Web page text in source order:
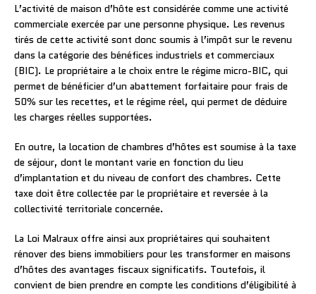
L’activité de maison d’hôte est considérée comme une activité
commerciale exercée par une personne physique. Les revenus
tirés de cette activité sont donc soumis à l’impôt sur le revenu
dans la catégorie des bénéfices industriels et commerciaux
(BIC). Le propriétaire a le choix entre le régime micro-BIC, qui
permet de bénéficier d’un abattement forfaitaire pour frais de
50% sur les recettes, et le régime réel, qui permet de déduire
les charges réelles supportées.
En outre, la location de chambres d’hôtes est soumise à la taxe
de séjour, dont le montant varie en fonction du lieu
d’implantation et du niveau de confort des chambres. Cette
taxe doit être collectée par le propriétaire et reversée à la
collectivité territoriale concernée.
La Loi Malraux offre ainsi aux propriétaires qui souhaitent
rénover des biens immobiliers pour les transformer en maisons
d’hôtes des avantages fiscaux significatifs. Toutefois, il
convient de bien prendre en compte les conditions d’éligibilité à